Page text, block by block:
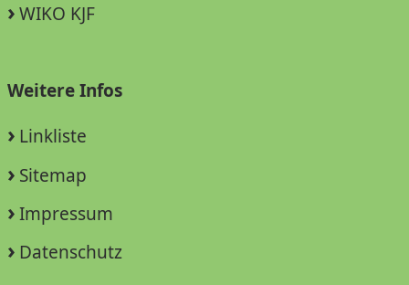
WIKO KJF
Weitere Infos
Linkliste
Sitemap
Impressum
Datenschutz